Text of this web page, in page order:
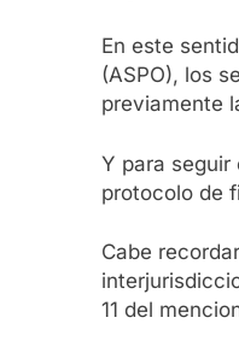
En este
(ASPO), los
previamente
Y para seguir
protocolo de
Cabe
11 del